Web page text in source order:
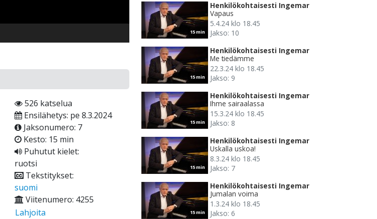
526 katselua
Ensilähetys: pe 8.3.2024
Jaksonumero: 7
Kesto: 15 min
Puhutut kielet:
ruotsi
Tekstitykset:
suomi
Viitenumero: 4255
Lahjoita
15 min
Henkilökohtaisesti Ingemar
Vapaus
5.4.24 klo 18.45
Jakso: 10
15 min
Henkilökohtaisesti Ingemar
Me tiedämme
22.3.24 klo 18.45
Jakso: 9
15 min
Henkilökohtaisesti Ingemar
Ihme sairaalassa
15.3.24 klo 18.45
Jakso: 8
15 min
Henkilökohtaisesti Ingemar
Uskalla uskoa!
8.3.24 klo 18.45
Jakso: 7
15 min
Henkilökohtaisesti Ingemar
Jumalan voima
1.3.24 klo 18.45
Jakso: 6